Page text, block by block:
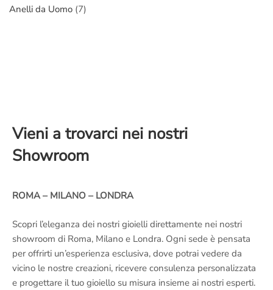
Anelli da Uomo (7)
Vieni a trovarci nei nostri
Showroom
ROMA – MILANO – LONDRA
Scopri l’eleganza dei nostri gioielli direttamente nei nostri
showroom di Roma, Milano e Londra. Ogni sede è pensata
per offrirti un’esperienza esclusiva, dove potrai vedere da
vicino le nostre creazioni, ricevere consulenza personalizzata
e progettare il tuo gioiello su misura insieme ai nostri esperti.